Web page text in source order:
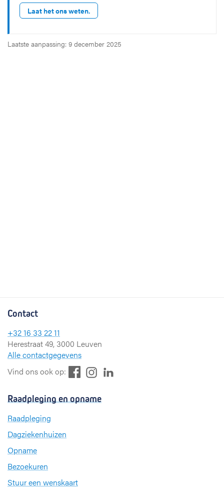
Laat het ons weten.
Laatste aanpassing: 9 december 2025
Contact
+32 16 33 22 11
Herestraat 49, 3000 Leuven
Alle contactgegevens
Vind ons ook op:
e
t
Raadpleging en opname
Raadpleging
Dagziekenhuizen
Opname
Bezoekuren
Stuur een wenskaart